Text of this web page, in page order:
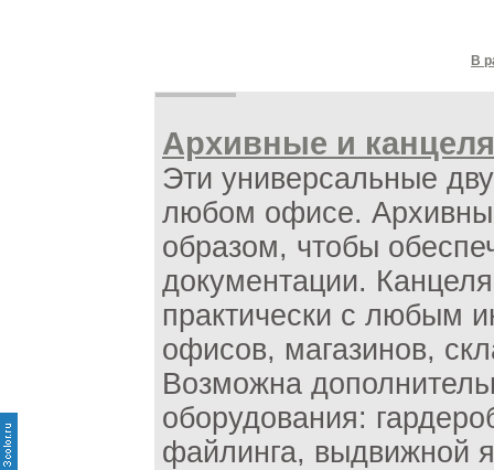
В
Архивные и
Эти универсальные
любом офисе.
образом, чтобы
документации.
практически с любым
офисов, магазинов,
Возможна
оборудования:
файлинга, выдвижной